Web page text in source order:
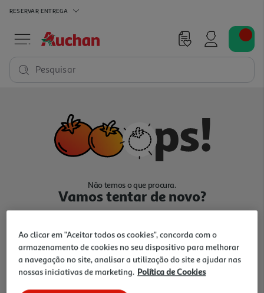
RESERVAR ENTREGA
Pesquisar
Não temos o que procura.
Vamos tentar de novo?
Ir para Homepage
Ao clicar em "Aceitar todos os cookies", concorda com o
armazenamento de cookies no seu dispositivo para melhorar
a navegação no site, analisar a utilização do site e ajudar nas
nossas iniciativas de marketing. Política de Cookies